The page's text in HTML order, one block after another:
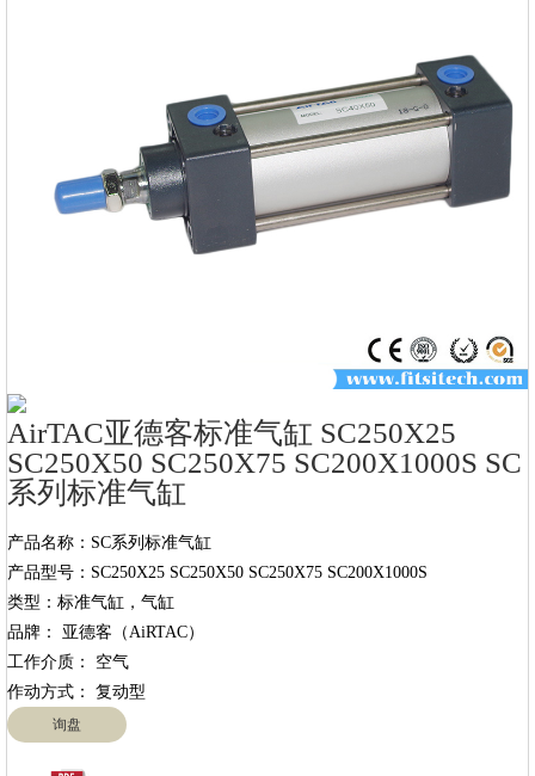
AirTAC亚德客标准气缸 SC250X25
SC250X50 SC250X75 SC200X1000S SC
系列标准气缸
产品名称：SC系列标准气缸
产品型号：SC250X25 SC250X50 SC250X75 SC200X1000S
类型：标准气缸，气缸
品牌： 亚德客（AiRTAC）
工作介质： 空气
询盘